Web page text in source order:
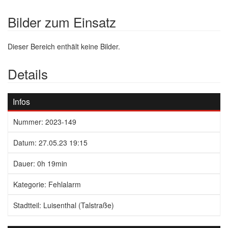
Bilder zum Einsatz
Dieser Bereich enthält keine Bilder.
Details
Infos
Nummer: 2023-149
Datum: 27.05.23 19:15
Dauer: 0h 19min
Kategorie: Fehlalarm
Stadtteil: Luisenthal (Talstraße)